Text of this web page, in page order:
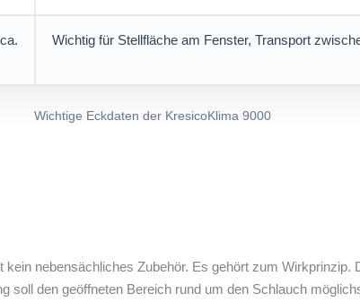
Wichtig für Stellfläche am Fenster, Transport
Wichtige Eckdaten der KresicoKlima 9000
nebensächliches Zubehör. Es gehört zum Wirkprinzip.
soll den geöffneten Bereich rund um den Schlauch